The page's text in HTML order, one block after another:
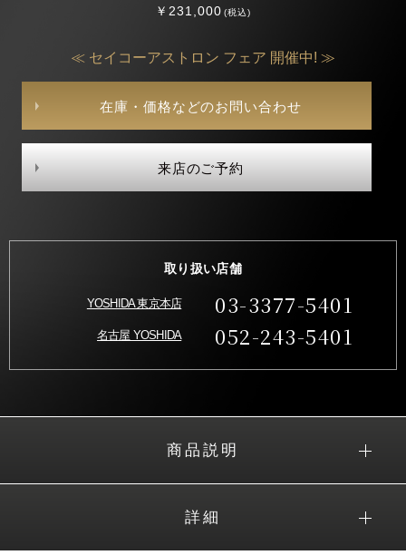
￥231,000(税込)
≪ セイコーアストロン フェア 開催中! ≫
在庫・価格などのお問い合わせ
来店のご予約
取り扱い店舗
YOSHIDA 東京本店 03-3377-5401
名古屋 YOSHIDA 052-243-5401
商品説明
詳細